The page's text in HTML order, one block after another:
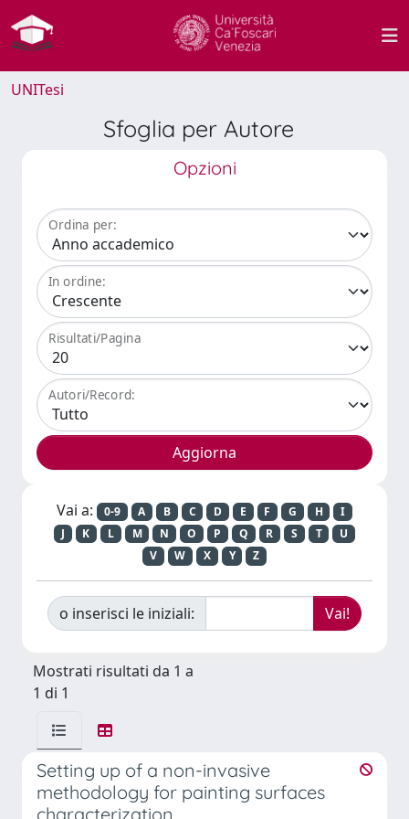
UNITesi
Sfoglia per Autore
Opzioni
Ordina per:
In ordine:
Risultati/Pagina
Autori/Record:
Vai a: 0-9 A B C D E F G H
I
J
K L M N O P Q R S T
U
V
W X Y Z
o inserisci le iniziali:
Mostrati risultati da 1 a
1 di 1
Setting up of a non-invasive
methodology for painting surfaces
characterization